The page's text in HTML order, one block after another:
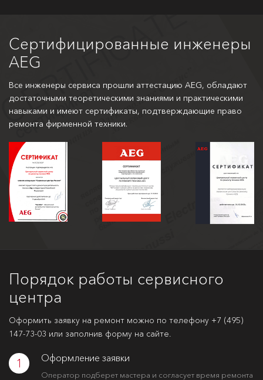
Сертифицированные инженеры
AEG
Все инженеры сервиса прошли аттестацию AEG, обладают
достаточными теоретическими знаниями и практическими
навыками и имеют сертификаты, подтверждающие право
ремонта фирменной техники.
Порядок работы сервисного
центра
Оформить заявку на ремонт можно по телефону +7 (495)
147-73-03 или заполнив форму на сайте.
1 Оформление заявки
Оператор подберет мастера и согласует время ремонта